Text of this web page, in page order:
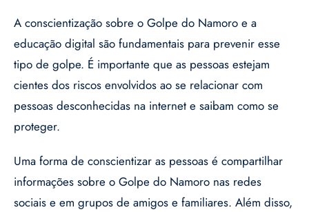
A conscientização sobre o Golpe do Namoro e a
educação digital são fundamentais para prevenir esse
tipo de golpe. É importante que as pessoas estejam
cientes dos riscos envolvidos ao se relacionar com
pessoas desconhecidas na internet e saibam como se
proteger.
Uma forma de conscientizar as pessoas é compartilhar
informações sobre o Golpe do Namoro nas redes
sociais e em grupos de amigos e familiares. Além disso,